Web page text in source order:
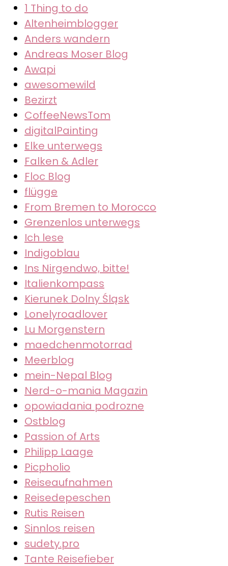
1 Thing to do
Altenheimblogger
Anders wandern
Andreas Moser Blog
Awapi
awesomewild
Bezirzt
CoffeeNewsTom
digitalPainting
Elke unterwegs
Falken & Adler
Floc Blog
flügge
From Bremen to Morocco
Grenzenlos unterwegs
Ich lese
Indigoblau
Ins Nirgendwo, bitte!
Italienkompass
Kierunek Dolny Śląsk
Lonelyroadlover
Lu Morgenstern
maedchenmotorrad
Meerblog
mein-Nepal Blog
Nerd-o-mania Magazin
opowiadania podrozne
Ostblog
Passion of Arts
Philipp Laage
Picpholio
Reiseaufnahmen
Reisedepeschen
Rutis Reisen
Sinnlos reisen
sudety.pro
Tante Reisefieber